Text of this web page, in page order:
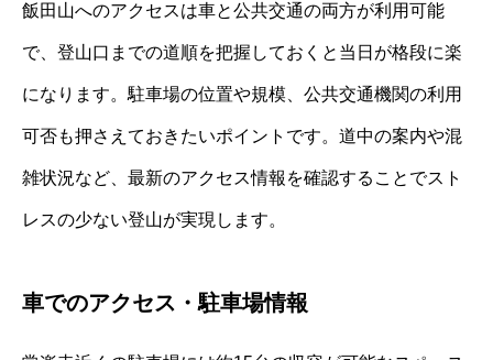
飯田山へのアクセスは車と公共交通の両方が利用可能
で、登山口までの道順を把握しておくと当日が格段に楽
になります。駐車場の位置や規模、公共交通機関の利用
可否も押さえておきたいポイントです。道中の案内や混
雑状況など、最新のアクセス情報を確認することでスト
レスの少ない登山が実現します。
車でのアクセス・駐車場情報